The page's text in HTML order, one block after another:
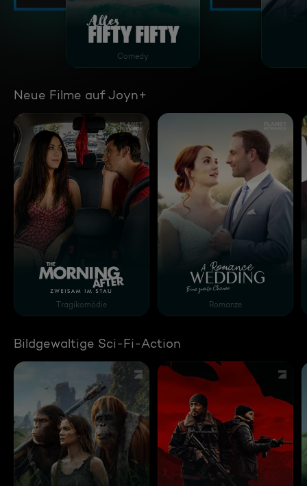
Alles Fifty Fifty
Comedy
Neue Filme auf Joyn+
The Morning After - Zweisam im Stau
Tragikomödie
A Romance Wedding -
Romanze
Bildgewaltige Sci-Fi-Action